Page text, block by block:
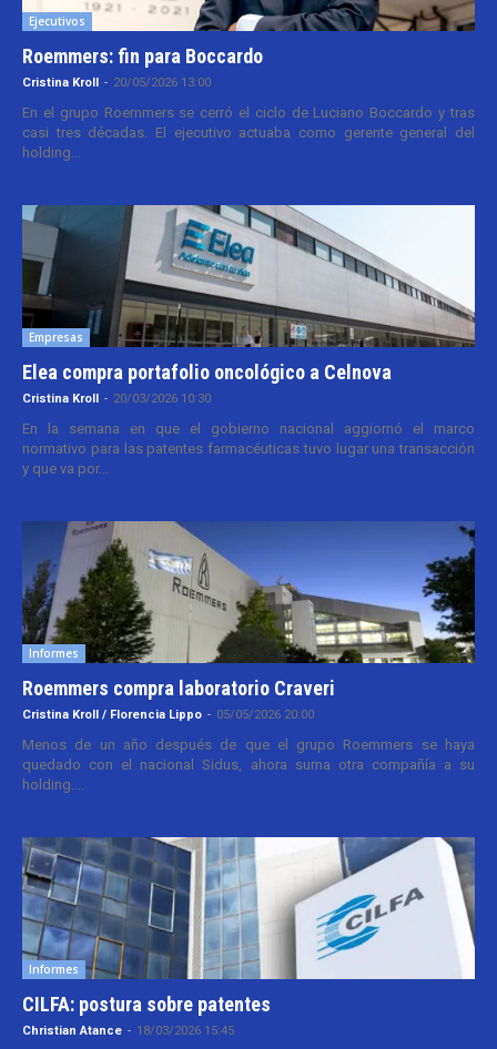
Ejecutivos
Roemmers: fin para Boccardo
Cristina Kroll - 20/05/2026 13:00
En el grupo Roemmers se cerró el ciclo de Luciano Boccardo y tras
casi tres décadas. El ejecutivo actuaba como gerente general del
holding...
Empresas
Elea compra portafolio oncológico a Celnova
Cristina Kroll - 20/03/2026 10:30
En la semana en que el gobierno nacional aggiornó el marco
normativo para las patentes farmacéuticas tuvo lugar una transacción
y que va por...
Informes
Roemmers compra laboratorio Craveri
Cristina Kroll / Florencia Lippo - 05/05/2026 20:00
Menos de un año después de que el grupo Roemmers se haya
quedado con el nacional Sidus, ahora suma otra compañía a su
holding....
Informes
CILFA: postura sobre patentes
Christian Atance - 18/03/2026 15:45